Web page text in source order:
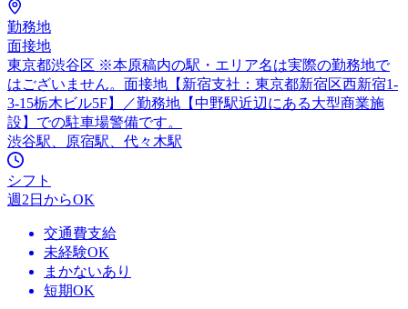
勤務地
面接地
東京都渋谷区 ※本原稿内の駅・エリア名は実際の勤務地で
はございません。面接地【新宿支社：東京都新宿区西新宿1-
3-15栃木ビル5F】／勤務地【中野駅近辺にある大型商業施
設】での駐車場警備です。
渋谷駅、原宿駅、代々木駅
シフト
週2日からOK
交通費支給
未経験OK
まかないあり
短期OK